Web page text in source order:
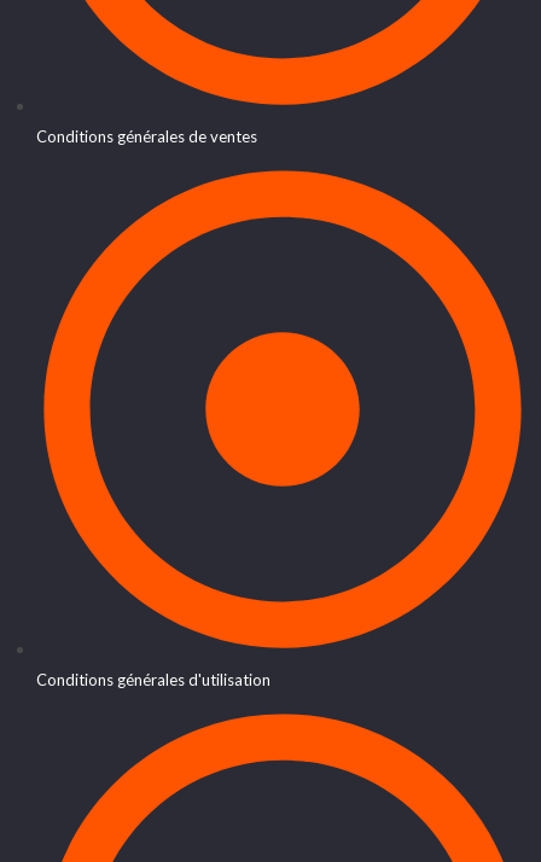
Conditions générales de ventes
Conditions générales d'utilisation